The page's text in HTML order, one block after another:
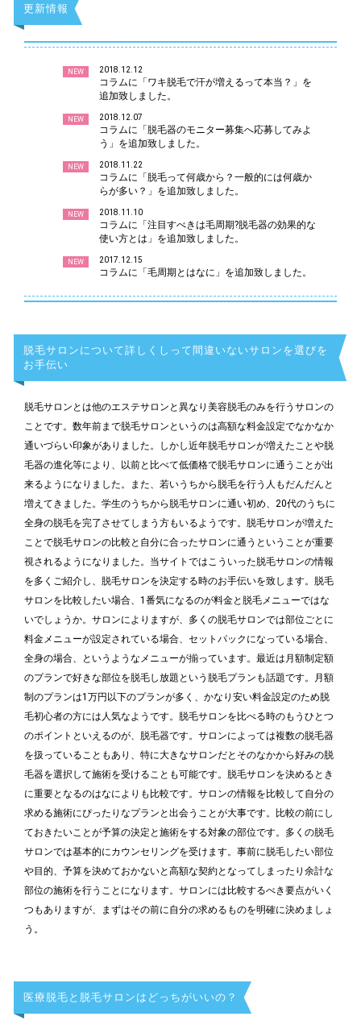
更新情報
NEW 2018.12.12
コラムに「ワキ脱毛で汗が増えるって本当？」を
追加致しました。
NEW 2018.12.07
コラムに「脱毛器のモニター募集へ応募してみよ
う」を追加致しました。
NEW 2018.11.22
コラムに「脱毛って何歳から？一般的には何歳か
らが多い？」を追加致しました。
NEW 2018.11.10
コラムに「注目すべきは毛周期?脱毛器の効果的な
使い方とは」を追加致しました。
NEW 2017.12.15
コラムに「毛周期とはなに」を追加致しました。
脱毛サロンについて詳しくしって間違いないサロンを選びを
お手伝い
脱毛サロンとは他のエステサロンと異なり美容脱毛のみを行うサロンの
ことです。数年前まで脱毛サロンというのは高額な料金設定でなかなか
通いづらい印象がありました。しかし近年脱毛サロンが増えたことや脱
毛器の進化等により、以前と比べて低価格で脱毛サロンに通うことが出
来るようになりました。また、若いうちから脱毛を行う人もだんだんと
増えてきました。学生のうちから脱毛サロンに通い初め、20代のうちに
全身の脱毛を完了させてしまう方もいるようです。脱毛サロンが増えた
ことで脱毛サロンの比較と自分に合ったサロンに通うということが重要
視されるようになりました。当サイトではこういった脱毛サロンの情報
を多くご紹介し、脱毛サロンを決定する時のお手伝いを致します。脱毛
サロンを比較したい場合、1番気になるのが料金と脱毛メニューではな
いでしょうか。サロンによりますが、多くの脱毛サロンでは部位ごとに
料金メニューが設定されている場合、セットパックになっている場合、
全身の場合、というようなメニューが揃っています。最近は月額制定額
のプランで好きな部位を脱毛し放題という脱毛プランも話題です。月額
制のプランは1万円以下のプランが多く、かなり安い料金設定のため脱
毛初心者の方には人気なようです。脱毛サロンを比べる時のもうひとつ
のポイントといえるのが、脱毛器です。サロンによっては複数の脱毛器
を扱っていることもあり、特に大きなサロンだとそのなかから好みの脱
毛器を選択して施術を受けることも可能です。脱毛サロンを決めるとき
に重要となるのはなによりも比較です。サロンの情報を比較して自分の
求める施術にぴったりなプランと出会うことが大事です。比較の前にし
ておきたいことが予算の決定と施術をする対象の部位です。多くの脱毛
サロンでは基本的にカウンセリングを受けます。事前に脱毛したい部位
や目的、予算を決めておかないと高額な契約となってしまったり余計な
部位の施術を行うことになります。サロンには比較するべき要点がいく
つもありますが、まずはその前に自分の求めるものを明確に決めましょ
う。
医療脱毛と脱毛サロンはどっちがいいの？